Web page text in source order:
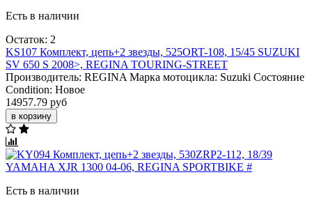
Есть в наличии
Остаток: 2
KS107 Комплект, цепь+2 звезды, 525ORT-108, 15/45 SUZUKI
SV 650 S 2008>, REGINA TOURING-STREET
Производитель: REGINA Марка мотоцикла: Suzuki Состояние
Condition: Новое
14957.79 руб
в корзину
Есть в наличии